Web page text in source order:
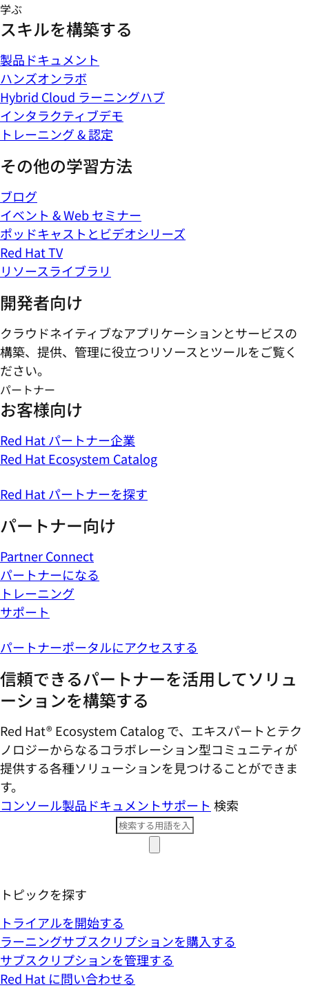
学ぶ
スキルを構築する
製品ドキュメント
ハンズオンラボ
Hybrid Cloud ラーニングハブ
インタラクティブデモ
トレーニング & 認定
その他の学習方法
ブログ
イベント & Web セミナー
ポッドキャストとビデオシリーズ
Red Hat TV
リソースライブラリ
開発者向け
クラウドネイティブなアプリケーションとサービスの
構築、提供、管理に役立つリソースとツールをご覧く
ださい。
パートナー
お客様向け
Red Hat パートナー企業
Red Hat Ecosystem Catalog
Red Hat パートナーを探す
パートナー向け
Partner Connect
パートナーになる
トレーニング
サポート
パートナーポータルにアクセスする
信頼できるパートナーを活用してソリュ
ーションを構築する
Red Hat® Ecosystem Catalog で、エキスパートとテク
ノロジーからなるコラボレーション型コミ​ュニティが
提供する各種ソリューションを見つけることができま
す。
コンソール製品ドキュメントサポート 検索
トピックを探す
トライアルを開始する
ラーニングサブスクリプションを購入する
サブスクリプションを管理する
Red Hat に問い合わせる